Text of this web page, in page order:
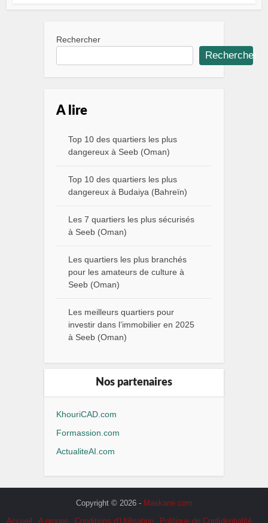
Rechercher
Rechercher
A lire
Top 10 des quartiers les plus
dangereux à Seeb (Oman)
Top 10 des quartiers les plus
dangereux à Budaiya (Bahreïn)
Les 7 quartiers les plus sécurisés
à Seeb (Oman)
Les quartiers les plus branchés
pour les amateurs de culture à
Seeb (Oman)
Les meilleurs quartiers pour
investir dans l’immobilier en 2025
à Seeb (Oman)
Nos partenaires
KhouriCAD.com
Formassion.com
ActualiteAI.com
Copyright © 2026 - Maskane.com
Accueil
A propos Conditions d’Utilisation Politique de Confidentialité